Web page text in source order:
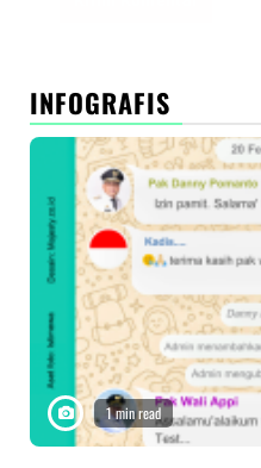
INFOGRAFIS
1 min read